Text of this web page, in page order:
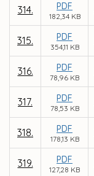
314. PDF
182,34 KB
315. PDF
354,11 KB
316. PDF
78,96 KB
317. PDF
78,53 KB
318. PDF
178,13 KB
319. PDF
127,28 KB